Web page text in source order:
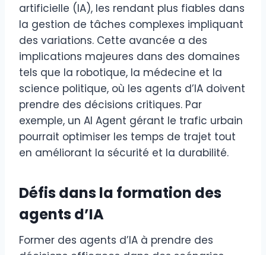
artificielle (IA), les rendant plus fiables dans
la gestion de tâches complexes impliquant
des variations. Cette avancée a des
implications majeures dans des domaines
tels que la robotique, la médecine et la
science politique, où les agents d’IA doivent
prendre des décisions critiques. Par
exemple, un AI Agent gérant le trafic urbain
pourrait optimiser les temps de trajet tout
en améliorant la sécurité et la durabilité.
Défis dans la formation des
agents d’IA
Former des agents d’IA à prendre des